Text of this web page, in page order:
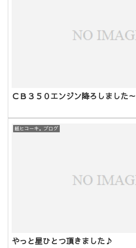
ＣＢ３５０エンジン降ろしました～
紙ヒコーキ。ブログ
やっと星ひとつ頂きました♪